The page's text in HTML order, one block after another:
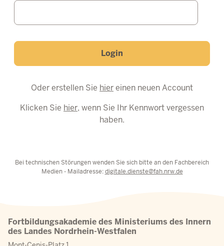
Login
Oder erstellen Sie hiereinen neuen Account
Klicken Sie hier, wenn Sie Ihr Kennwort vergessen
haben.
Bei technischen Störungen wenden Sie sich bitte an den Fachbereich
Medien - Mailadresse:digitale.dienste@fah.nrw.de
Fortbildungsakademie des Ministeriums des Innern
des Landes Nordrhein-Westfalen